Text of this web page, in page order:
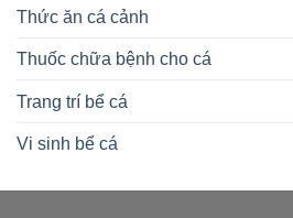
Thức ăn cá cảnh
Thuốc chữa bệnh cho cá
Trang trí bể cá
Vi sinh bể cá